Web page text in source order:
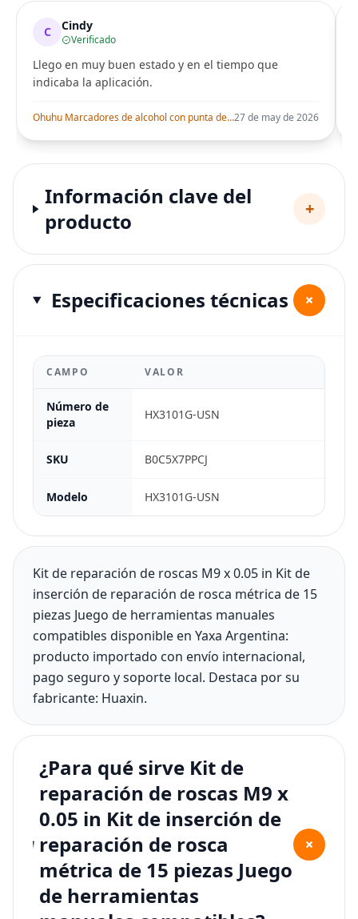
C Cindy
Verificado
Llego en muy buen estado y en el tiempo que
indicaba la aplicación.
Ohuhu Marcadores de alcohol con punta de pincel – Juego de marcadores artísticos de doble punta con certificación AP para artistas adultos27 de may de 2026
Información clave del
producto
+
Especificaciones técnicas +
CAMPO VALOR
Número de
pieza
HX3101G-USN
SKU B0C5X7PPCJ
Modelo HX3101G-USN
Kit de reparación de roscas M9 x 0.05 in Kit de
inserción de reparación de rosca métrica de 15
piezas Juego de herramientas manuales
compatibles disponible en Yaxa Argentina:
producto importado con envío internacional,
pago seguro y soporte local. Destaca por su
fabricante: Huaxin.
¿Para qué sirve Kit de
reparación de roscas M9 x
0.05 in Kit de inserción de
reparación de rosca
métrica de 15 piezas Juego
de herramientas
+